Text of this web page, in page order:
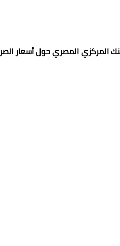
المركزي المصري حول أسعار